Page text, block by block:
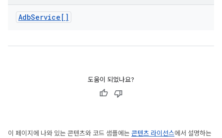
AdbService[]
도움이 되었나요?
이 페이지에 나와 있는 콘텐츠와 코드 샘플에는 콘텐츠 라이선스에서 설명하는